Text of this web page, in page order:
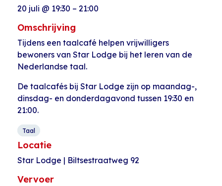
20 juli @ 19:30 – 21:00
Omschrijving
Tijdens een taalcafé helpen vrijwilligers
bewoners van Star Lodge bij het leren van de
Nederlandse taal.
De taalcafés bij Star Lodge zijn op maandag-,
dinsdag- en donderdagavond tussen 19:30 en
21:00.
Taal
Locatie
Star Lodge | Biltsestraatweg 92
Vervoer